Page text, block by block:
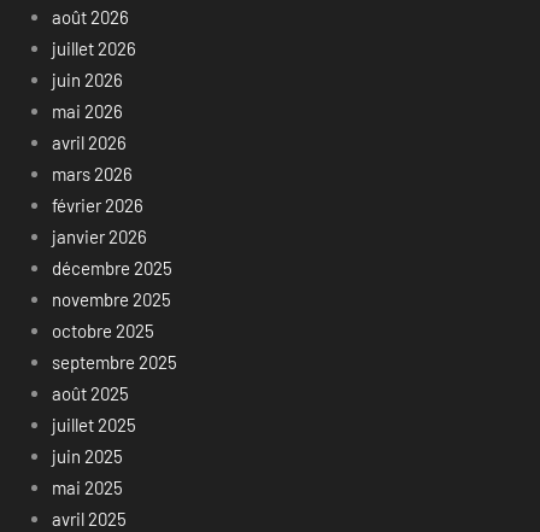
août 2026
juillet 2026
juin 2026
mai 2026
avril 2026
mars 2026
février 2026
janvier 2026
décembre 2025
novembre 2025
octobre 2025
septembre 2025
août 2025
juillet 2025
juin 2025
mai 2025
avril 2025